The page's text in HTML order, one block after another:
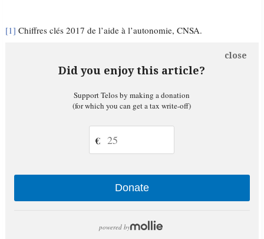
[1] Chiffres clés 2017 de l’aide à l’autonomie, CNSA.
Did you enjoy this article?
close
Support Telos by making a donation
(for which you can get a tax write-off)
€
Donate
powered by